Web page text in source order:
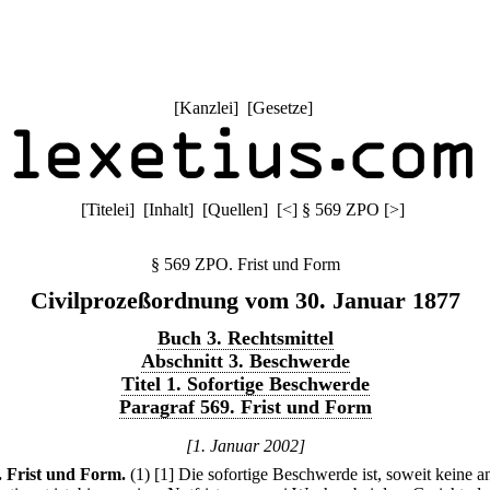
[Kanzlei] [Gesetze]
[Titelei] [Inhalt] [Quellen] [<] § 569 ZPO [>]
§ 569 ZPO. Frist und Form
Civilprozeßordnung vom 30. Januar 1877
Buch 3. Rechtsmittel
Abschnitt 3. Beschwerde
Titel 1. Sofortige Beschwerde
Paragraf 569. Frist und Form
[1. Januar 2002]
Frist und Form. (1) [1] Die sofortige Beschwerde ist, soweit keine